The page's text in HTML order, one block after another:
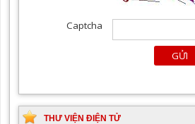
THƯ VIỆN ĐIỆN TỬ